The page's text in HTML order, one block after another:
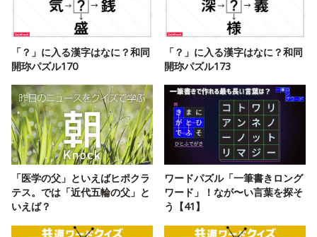
「？」に入る漢字はなに？和同
開珎パズル170
「？」に入る漢字はなに？和同
開珎パズル173
「医学の父」といえばヒポクラ
テス。では「近代五輪の父」と
いえば？
ワードパズル「一筆書きロング
ワード」！なが〜い言葉を探そ
う【41】